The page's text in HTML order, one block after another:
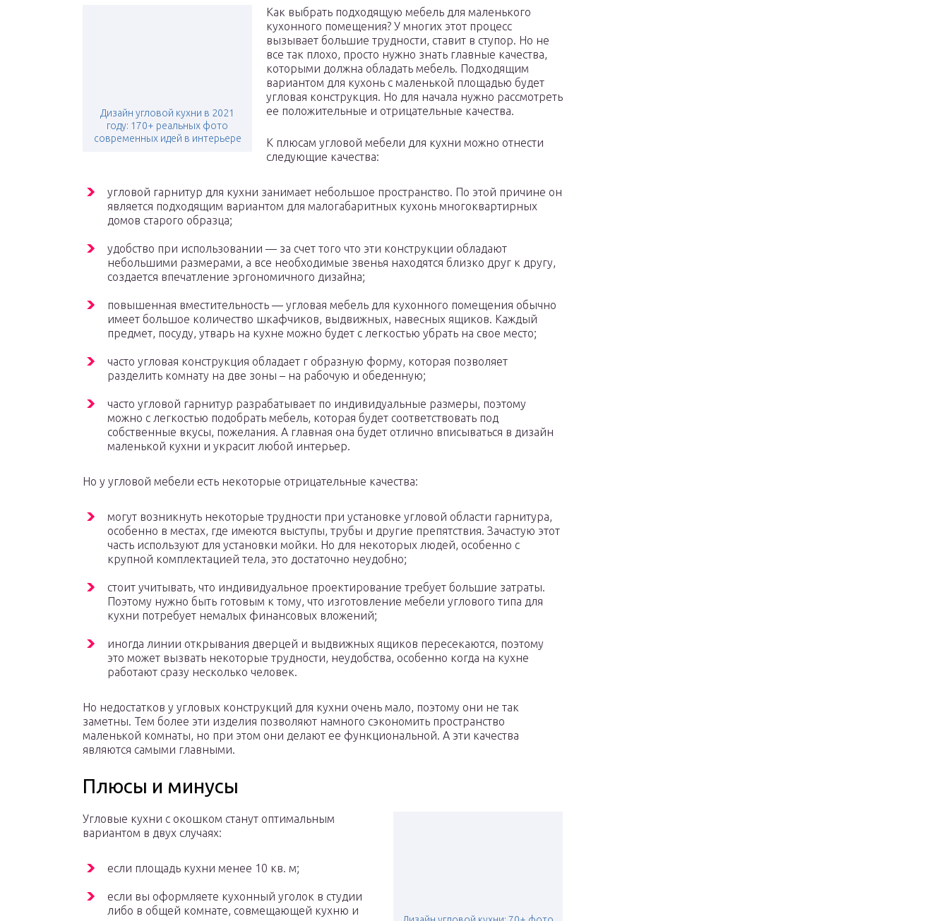
Дизайн угловой кухни в 2021
году: 170+ реальных фото
современных идей в интерьере
Как выбрать подходящую мебель для маленького
кухонного помещения? У многих этот процесс
вызывает большие трудности, ставит в ступор. Но не
все так плохо, просто нужно знать главные качества,
которыми должна обладать мебель. Подходящим
вариантом для кухонь с маленькой площадью будет
угловая конструкция. Но для начала нужно рассмотреть
ее положительные и отрицательные качества.
К плюсам угловой мебели для кухни можно отнести
следующие качества:
угловой гарнитур для кухни занимает небольшое пространство. По этой причине он
является подходящим вариантом для малогабаритных кухонь многоквартирных
домов старого образца;
удобство при использовании — за счет того что эти конструкции обладают
небольшими размерами, а все необходимые звенья находятся близко друг к другу,
создается впечатление эргономичного дизайна;
повышенная вместительность — угловая мебель для кухонного помещения обычно
имеет большое количество шкафчиков, выдвижных, навесных ящиков. Каждый
предмет, посуду, утварь на кухне можно будет с легкостью убрать на свое место;
часто угловая конструкция обладает г образную форму, которая позволяет
разделить комнату на две зоны – на рабочую и обеденную;
часто угловой гарнитур разрабатывает по индивидуальные размеры, поэтому
можно с легкостью подобрать мебель, которая будет соответствовать под
собственные вкусы, пожелания. А главная она будет отлично вписываться в дизайн
маленькой кухни и украсит любой интерьер.
Но у угловой мебели есть некоторые отрицательные качества:
могут возникнуть некоторые трудности при установке угловой области гарнитура,
особенно в местах, где имеются выступы, трубы и другие препятствия. Зачастую этот
часть используют для установки мойки. Но для некоторых людей, особенно с
крупной комплектацией тела, это достаточно неудобно;
стоит учитывать, что индивидуальное проектирование требует большие затраты.
Поэтому нужно быть готовым к тому, что изготовление мебели углового типа для
кухни потребует немалых финансовых вложений;
иногда линии открывания дверцей и выдвижных ящиков пересекаются, поэтому
это может вызвать некоторые трудности, неудобства, особенно когда на кухне
работают сразу несколько человек.
Но недостатков у угловых конструкций для кухни очень мало, поэтому они не так
заметны. Тем более эти изделия позволяют намного сэкономить пространство
маленькой комнаты, но при этом они делают ее функциональной. А эти качества
являются самыми главными.
Плюсы и минусы
Угловые кухни с окошком станут оптимальным
вариантом в двух случаях:
если площадь кухни менее 10 кв. м;
если вы оформляете кухонный уголок в студии
либо в общей комнате, совмещающей кухню и